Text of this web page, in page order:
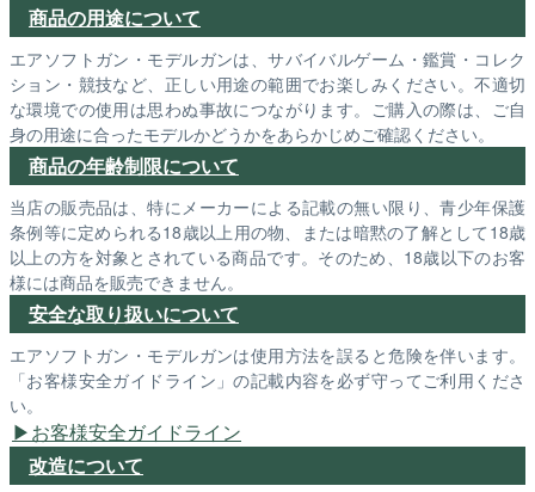
商品の用途について
エアソフトガン・モデルガンは、サバイバルゲーム・鑑賞・コレク
ション・競技など、正しい用途の範囲でお楽しみください。不適切
な環境での使用は思わぬ事故につながります。ご購入の際は、ご自
身の用途に合ったモデルかどうかをあらかじめご確認ください。
商品の年齢制限について
当店の販売品は、特にメーカーによる記載の無い限り、青少年保護
条例等に定められる18歳以上用の物、または暗黙の了解として18歳
以上の方を対象とされている商品です。そのため、18歳以下のお客
様には商品を販売できません。
安全な取り扱いについて
エアソフトガン・モデルガンは使用方法を誤ると危険を伴います。
「お客様安全ガイドライン」の記載内容を必ず守ってご利用くださ
い。
お客様安全ガイドライン
改造について